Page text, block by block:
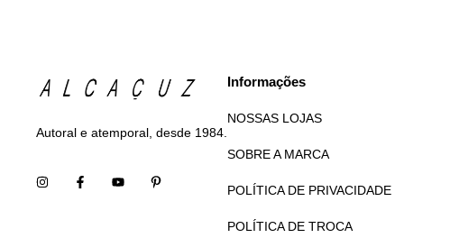
Autoral e atemporal, desde 1984.
Informações
NOSSAS LOJAS
SOBRE A MARCA
POLÍTICA DE PRIVACIDADE
POLÍTICA DE TROCA